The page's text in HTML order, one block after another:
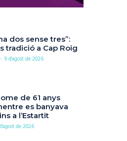
dos sense tres”:
tradició a Cap Roig
- 9 d'agost de 2026
de 61 anys
es banyava
a l’Estartit
de 2026